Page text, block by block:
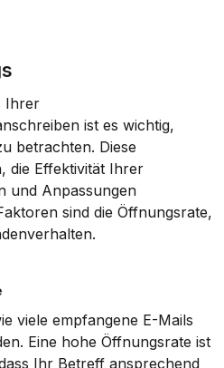
Ihrer
ist es wichtig,
betrachten. Diese
die Effektivität Ihrer
und Anpassungen
sind die Öffnungsrate,
viele empfangene E-Mails
Eine hohe Öffnungsrate ist
Ihr Betreff ansprechend